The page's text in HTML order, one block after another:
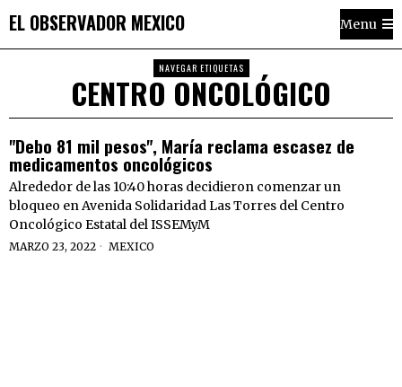
EL OBSERVADOR MEXICO Menu
NAVEGAR ETIQUETAS
CENTRO ONCOLÓGICO
"Debo 81 mil pesos", María reclama escasez de
medicamentos oncológicos
Alrededor de las 10:40 horas decidieron comenzar un
bloqueo en Avenida Solidaridad Las Torres del Centro
Oncológico Estatal del ISSEMyM
MARZO 23, 2022 MEXICO